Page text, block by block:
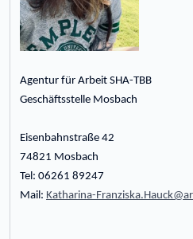
Agentur für Arbeit SHA-TBB
Geschäftsstelle Mosbach
Eisenbahnstraße 42
74821 Mosbach
Tel: 06261 89247
Mail: Katharina-